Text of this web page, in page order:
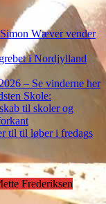
Wæver vender
i Nordjylland
– Se vinderne her
Skole:
til skoler og
til til løber i fredags
Frederiksen